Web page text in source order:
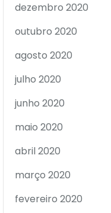
dezembro 2020
outubro 2020
agosto 2020
julho 2020
junho 2020
maio 2020
abril 2020
março 2020
fevereiro 2020